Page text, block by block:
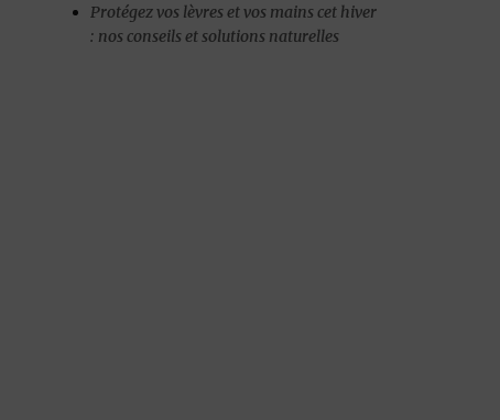
Protégez vos lèvres et vos mains cet hiver
: nos conseils et solutions naturelles